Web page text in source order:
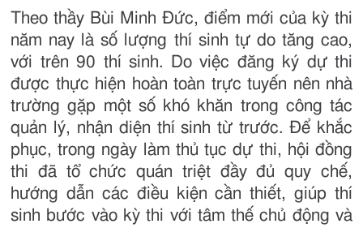
Theo thầy Bùi Minh Đức, điểm mới của kỳ thi
năm nay là số lượng thí sinh tự do tăng cao,
với trên 90 thí sinh. Do việc đăng ký dự thi
được thực hiện hoàn toàn trực tuyến nên nhà
trường gặp một số khó khăn trong công tác
quản lý, nhận diện thí sinh từ trước. Để khắc
phục, trong ngày làm thủ tục dự thi, hội đồng
thi đã tổ chức quán triệt đầy đủ quy chế,
hướng dẫn các điều kiện cần thiết, giúp thí
sinh bước vào kỳ thi với tâm thế chủ động và